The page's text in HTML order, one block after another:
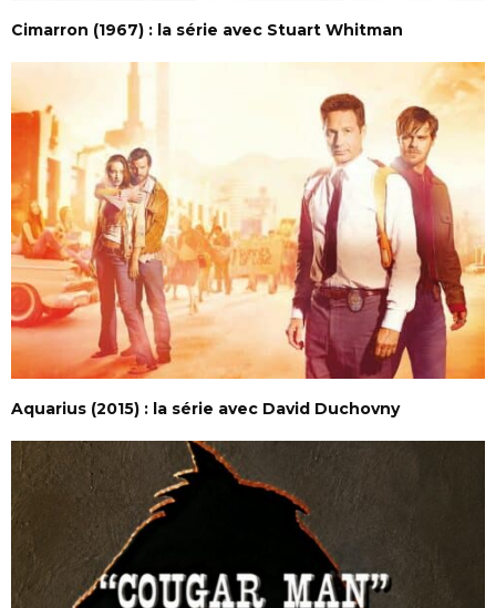
Cimarron (1967) : la série avec Stuart Whitman
Aquarius (2015) : la série avec David Duchovny